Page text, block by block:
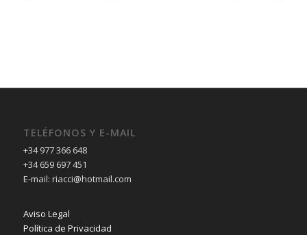
TELÉFONOS Y E-MAIL
+34 977 366 648
+34 659 697 451
E-mail: riacci@hotmail.com
Aviso Legal
Política de Privacidad